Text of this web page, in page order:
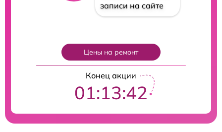
записи на сайте
Цены на ремонт
Конец акции
01:13:41